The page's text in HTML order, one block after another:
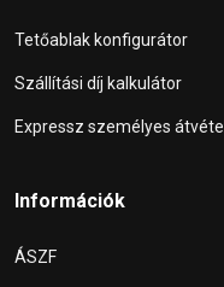
Tetőablak konfigurátor
Szállítási díj kalkulátor
Expressz személyes átvétel
Információk
ÁSZF